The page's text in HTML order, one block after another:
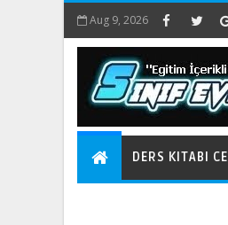
Aug 9, 2026
DERS KITABI